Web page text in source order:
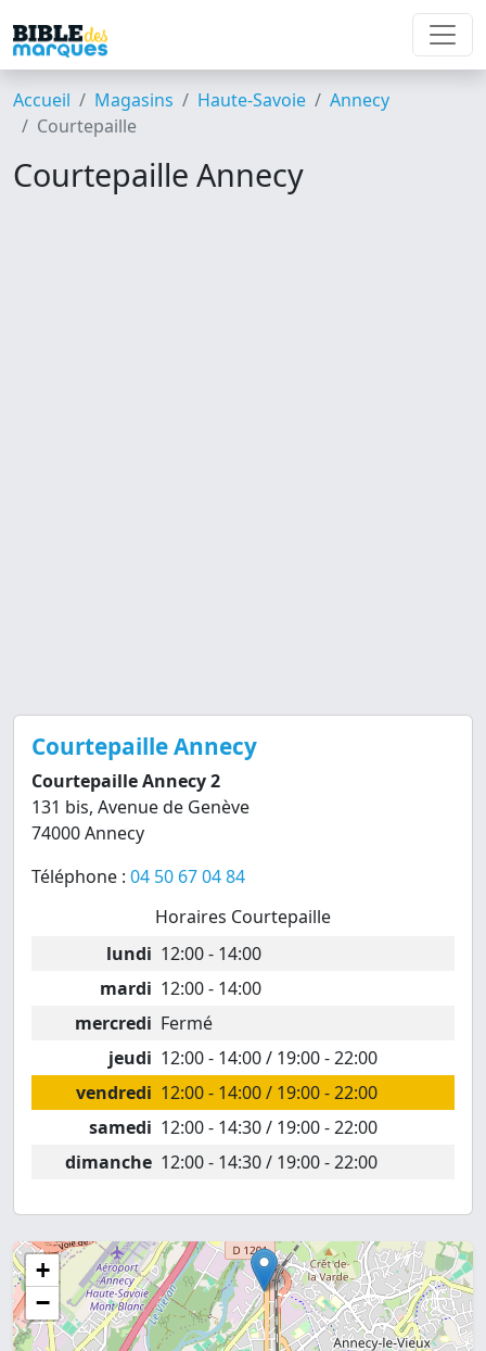
Accueil Magasins Haute-Savoie
Annecy
Courtepaille
Courtepaille Annecy
Courtepaille Annecy
Courtepaille Annecy 2
131 bis, Avenue de Genève
74000 Annecy
Téléphone : 04 50 67 04 84
Horaires Courtepaille
lundi 12:00 - 14:00
mardi 12:00 - 14:00
mercredi Fermé
jeudi 12:00 - 14:00 / 19:00 - 22:00
vendredi 12:00 - 14:00 / 19:00 - 22:00
samedi 12:00 - 14:30 / 19:00 - 22:00
dimanche 12:00 - 14:30 / 19:00 - 22:00
+
−